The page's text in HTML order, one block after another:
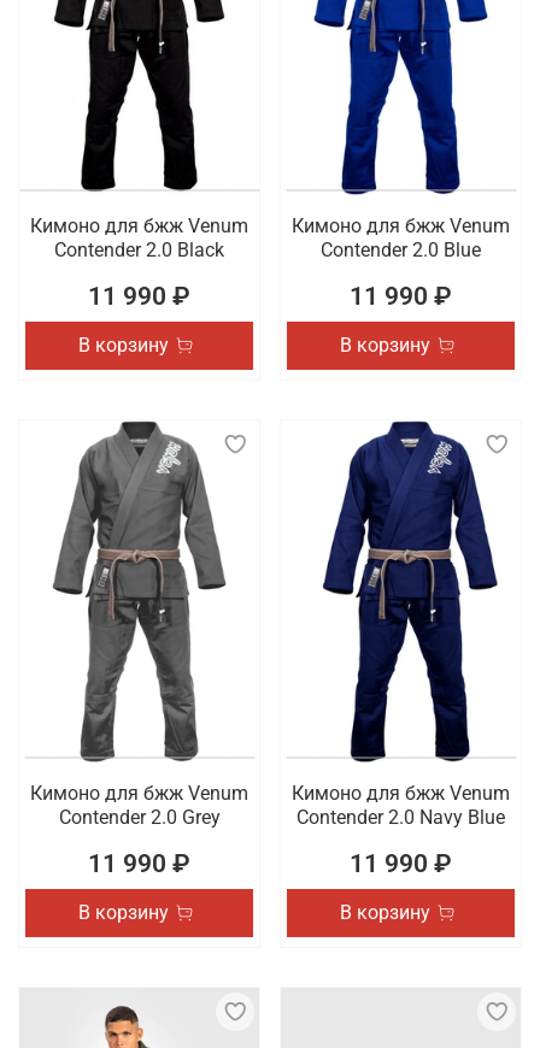
Кимоно для бжж Venum
Contender 2.0 Black
11 990 ₽
В корзину
Кимоно для бжж Venum
Contender 2.0 Blue
11 990 ₽
В корзину
Кимоно для бжж Venum
Contender 2.0 Grey
11 990 ₽
В корзину
Кимоно для бжж Venum
Contender 2.0 Navy Blue
11 990 ₽
В корзину